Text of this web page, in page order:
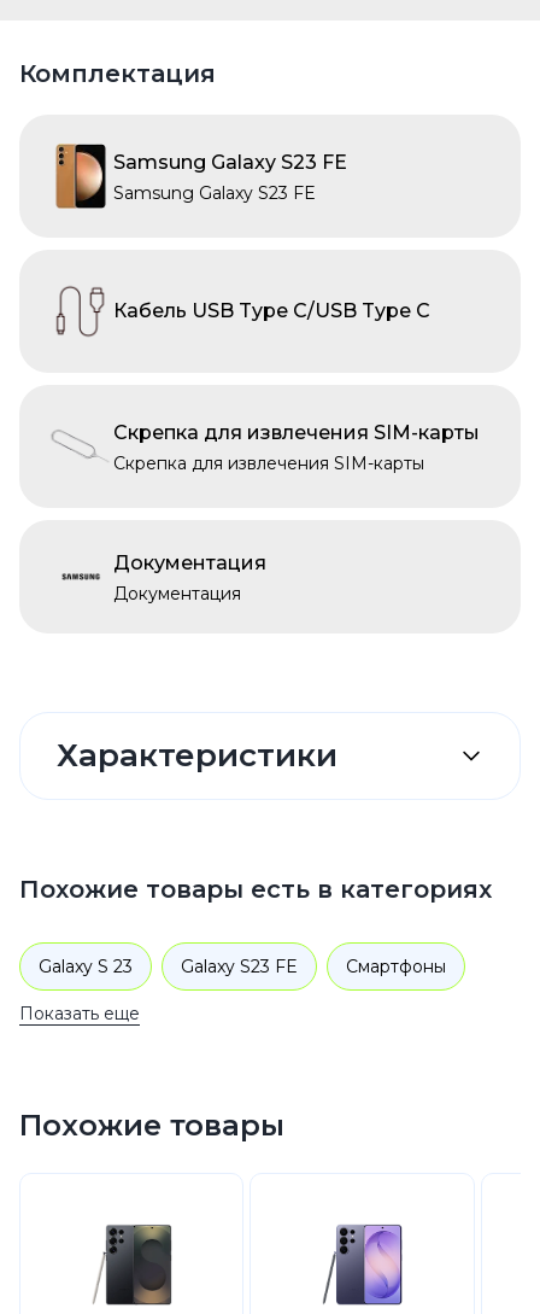
Комплектация
Samsung Galaxy S23 FE
Samsung Galaxy S23 FE
Кабель USB Type C/USB Type C
Скрепка для извлечения SIM-карты
Скрепка для извлечения SIM-карты
Документация
Документация
Характеристики
Похожие товары есть в категориях
Galaxy S 23 Galaxy S23 FE Смартфоны
Samsung
Показать еще
Похожие товары